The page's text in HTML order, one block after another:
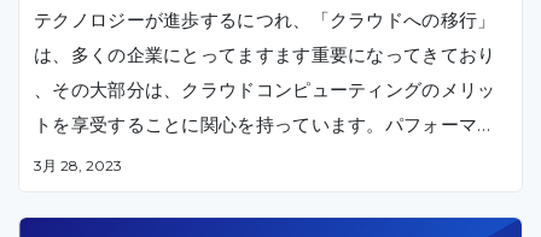
ーション
テクノロジーが進歩するにつれ、「クラウドへの移行」
は、多くの企業にとってますます重要になってきており
、その大部分は、クラウドコンピューティングのメリッ
トを享受することに関心を持っています。パフォーマン
スとセキュリティを維持しながらリソースを活用する必
3月 28, 2023